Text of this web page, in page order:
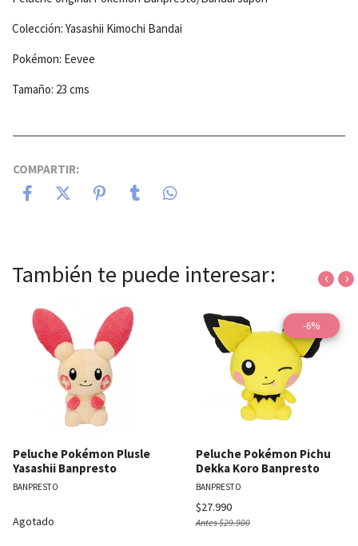
Colección: Yasashii Kimochi Bandai
Pokémon: Eevee
Tamaño: 23 cms
COMPARTIR:
También te puede interesar:
Peluche Pokémon Plusle
Yasashii Banpresto
BANPRESTO
Agotado
-6%
Peluche Pokémon Pichu
Dekka Koro Banpresto
BANPRESTO
$27.990
Antes$29.900
‹ ›